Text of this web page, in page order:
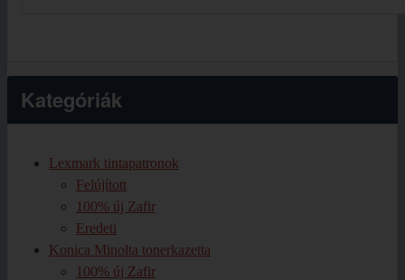
Kategóriák
Lexmark tintapatronok
Felújított
100% új Zafir
Eredeti
Konica Minolta tonerkazetta
100% új Zafir